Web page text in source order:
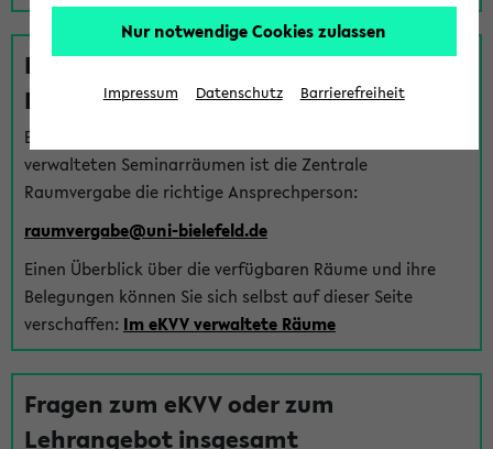
Fragen zu im eKVV verwalteten
Räumen
Bei Fragen zur Vergabe von Hörsälen und vom eKVV
verwalteten Seminarräumen ist die Zentrale
Raumvergabe die richtige Ansprechperson:
raumvergabe@uni-bielefeld.de
Einen Überblick über die verfügbaren Räume und ihre
Belegungen können Sie sich selbst auf dieser Seite
verschaffen: Im eKVV verwaltete Räume
Fragen zum eKVV oder zum
Lehrangebot insgesamt
Nur notwendige Cookies zulassen
Impressum Datenschutz Barrierefreiheit